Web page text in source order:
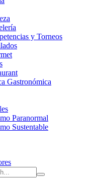
y Torneos
Gastronómica
Paranormal
Sustentable